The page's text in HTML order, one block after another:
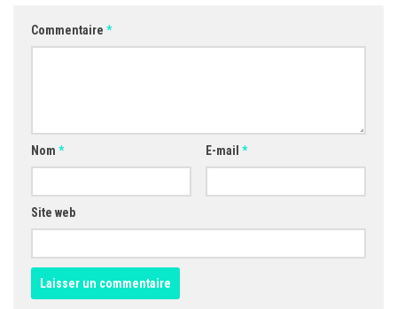
Commentaire *
Nom * E-mail *
Site web